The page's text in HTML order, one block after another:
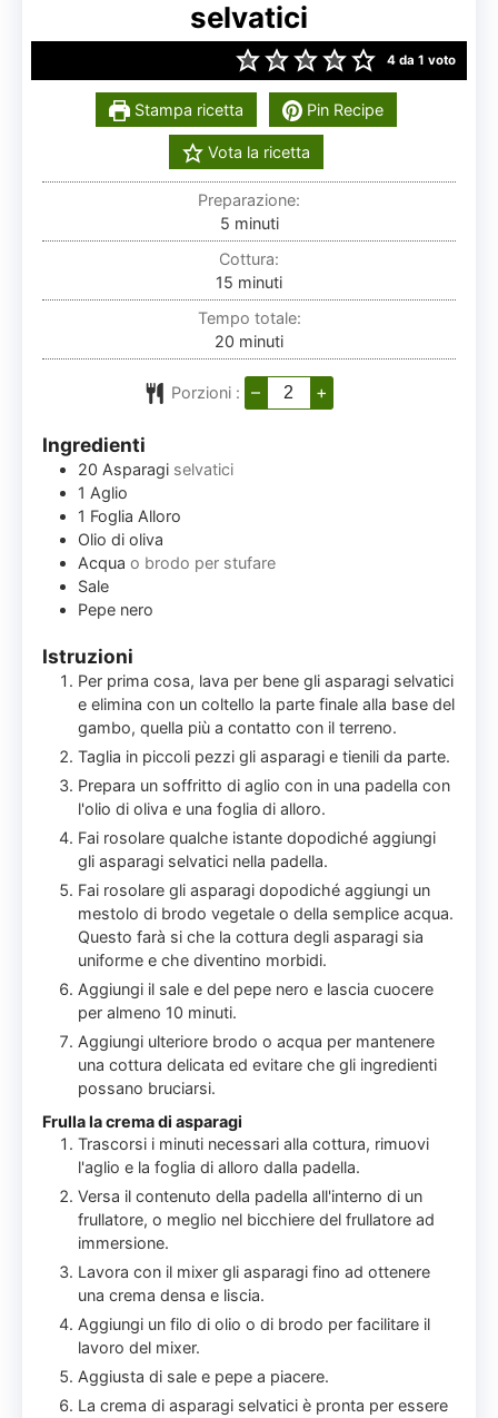
selvatici
4da 1 voto
Stampa ricetta Pin Recipe
Vota la ricetta
Preparazione:
5minuti
minuti
Cottura:
15 minuti
minuti
Tempo totale:
20 minuti
minuti
Porzioni : – +
Ingredienti
20 Asparagi selvatici
1 Aglio
1 Foglia Alloro
Olio di oliva
Acqua o brodo per stufare
Sale
Pepe nero
Istruzioni
Per prima cosa, lava per bene gli asparagi selvatici
e elimina con un coltello la parte finale alla base del
gambo, quella più a contatto con il terreno.
Taglia in piccoli pezzi gli asparagi e tienili da parte.
Prepara un soffritto di aglio con in una padella con
l'olio di oliva e una foglia di alloro.
Fai rosolare qualche istante dopodiché aggiungi
gli asparagi selvatici nella padella.
Fai rosolare gli asparagi dopodiché aggiungi un
mestolo di brodo vegetale o della semplice acqua.
Questo farà si che la cottura degli asparagi sia
uniforme e che diventino morbidi.
Aggiungi il sale e del pepe nero e lascia cuocere
per almeno 10 minuti.
Aggiungi ulteriore brodo o acqua per mantenere
una cottura delicata ed evitare che gli ingredienti
possano bruciarsi.
Frulla la crema di asparagi
Trascorsi i minuti necessari alla cottura, rimuovi
l'aglio e la foglia di alloro dalla padella.
Versa il contenuto della padella all'interno di un
frullatore, o meglio nel bicchiere del frullatore ad
immersione.
Lavora con il mixer gli asparagi fino ad ottenere
una crema densa e liscia.
Aggiungi un filo di olio o di brodo per facilitare il
lavoro del mixer.
Aggiusta di sale e pepe a piacere.
La crema di asparagi selvatici è pronta per essere